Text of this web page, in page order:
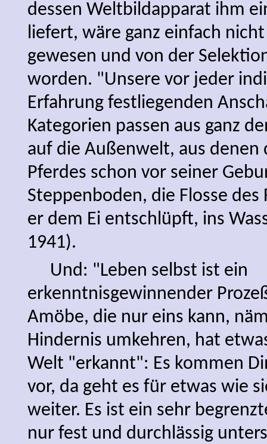
dessen Weltbildapparat ihm
liefert, wäre ganz einfach
gewesen und von der
worden. "Unsere vor jeder
Erfahrung festliegenden
Kategorien passen aus ganz
auf die Außenwelt, aus denen
Pferdes schon vor seiner
Steppenboden, die Flosse des
er dem Ei entschlüpft, ins
1941).
Und: "Leben selbst ist ein
erkenntnisgewinnender
Amöbe, die nur eins kann,
Hindernis umkehren, hat
Welt "erkannt": Es kommen
vor, da geht es für etwas wie
weiter. Es ist ein sehr
nur fest und durchlässig